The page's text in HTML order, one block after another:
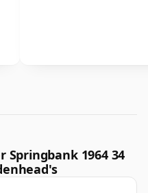
Springbank 1964 34